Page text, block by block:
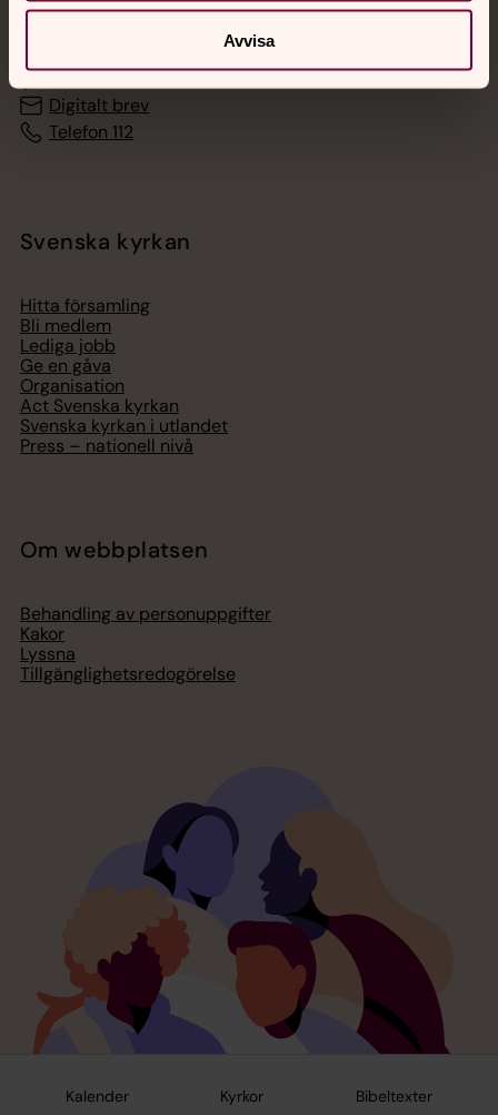
Avvisa
Kalender Kyrkor Bibeltexter
med en präst på kvällar och nätter.
Chatt
Digitalt brev
Telefon 112
Svenska kyrkan
Hitta församling
Bli medlem
Lediga jobb
Ge en gåva
Organisation
Act Svenska kyrkan
Svenska kyrkan i utlandet
Press – nationell nivå
Om webbplatsen
Behandling av personuppgifter
Kakor
Lyssna
Tillgänglighetsredogörelse